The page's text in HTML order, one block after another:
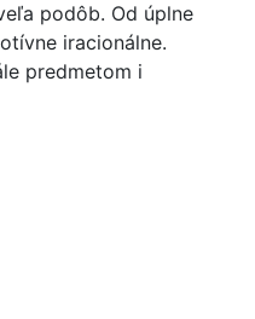
podôb. Od úplne
iracionálne.
predmetom i